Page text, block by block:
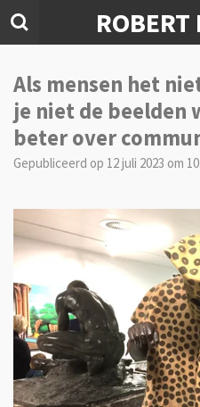
Ga
de
hoofdinhoud
ROBERT
Als mensen het
je niet de beelden
beter over
Gepubliceerd op 12 juli 2023 om